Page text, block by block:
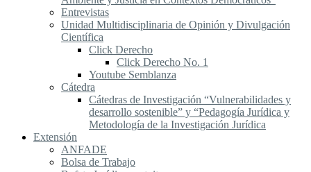
Entrevistas
Unidad Multidisciplinaria de Opinión y Divulgación
Científica
Click Derecho
Click Derecho No. 1
Youtube Semblanza
Cátedra
Cátedras de Investigación “Vulnerabilidades y
desarrollo sostenible” y “Pedagogía Jurídica y
Metodología de la Investigación Jurídica
Extensión
ANFADE
Bolsa de Trabajo